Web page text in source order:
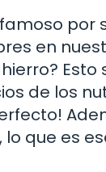
en
de los
que es